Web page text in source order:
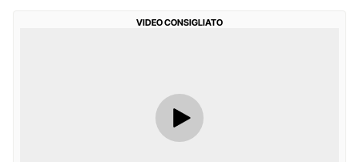
VIDEO CONSIGLIATO